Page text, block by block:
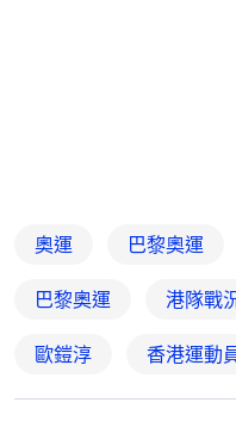
奧運 巴黎奧運
巴黎奧運 港隊戰
歐鎧淳 香港運動